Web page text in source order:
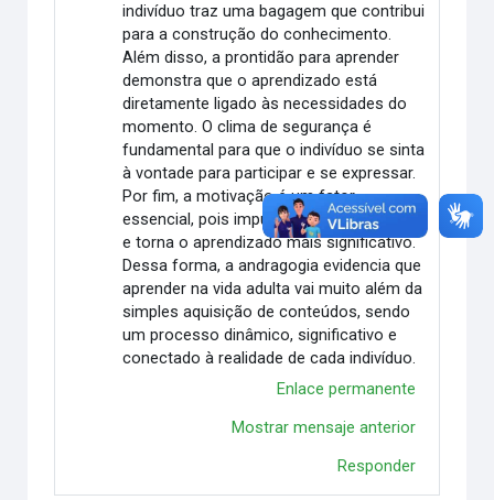
indivíduo traz uma bagagem que contribui
para a construção do conhecimento.
Além disso, a prontidão para aprender
demonstra que o aprendizado está
diretamente ligado às necessidades do
momento. O clima de segurança é
fundamental para que o indivíduo se sinta
à vontade para participar e se expressar.
Por fim, a motivação é um fator
essencial, pois impulsiona o envolvimento
e torna o aprendizado mais significativo.
Dessa forma, a andragogia evidencia que
aprender na vida adulta vai muito além da
simples aquisição de conteúdos, sendo
um processo dinâmico, significativo e
conectado à realidade de cada indivíduo.
Enlace permanente
Mostrar mensaje anterior
Responder